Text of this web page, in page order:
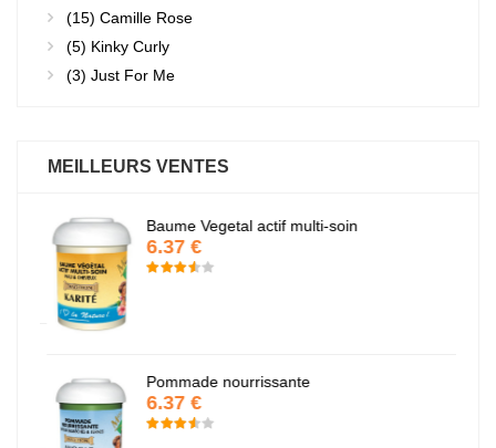
(15) Camille Rose
(5) Kinky Curly
(3) Just For Me
MEILLEURS VENTES
Baume Vegetal actif multi-soin
6.37 €
Pommade nourrissante
6.37 €